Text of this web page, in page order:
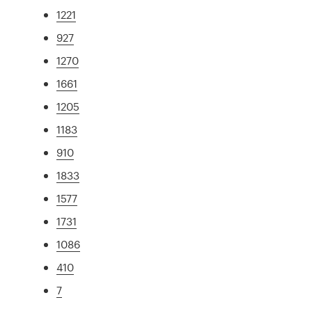
1221
927
1270
1661
1205
1183
910
1833
1577
1731
1086
410
7